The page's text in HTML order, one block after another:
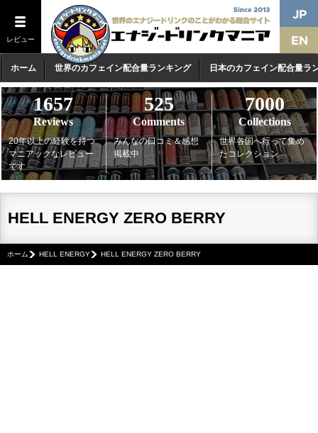
レビュー
ホーム 世界のカフェイン配合量ランキング 日本のカフェイン配合量ラ
1657
Reviews
20年以上の経験を持つ
マニアックなレビュー
です
525
Comments
みんなの口コミ＆感想
掲載中
7000
Collections
世界各国へ行って集め
たコレクション
HELL ENERGY ZERO BERRY
ホーム HELL ENERGY HELL ENERGY ZERO BERRY